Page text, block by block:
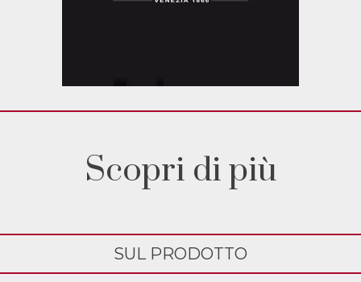
Scopri di più
SUL PRODOTTO